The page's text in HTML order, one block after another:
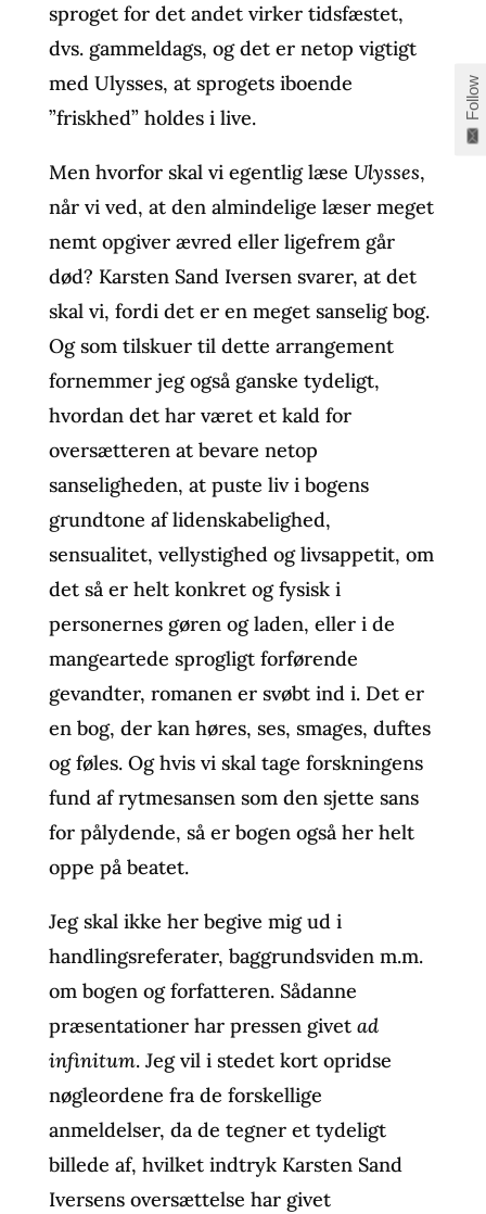
sproget for det andet virker tidsfæstet,
dvs. gammeldags, og det er netop vigtigt
med Ulysses, at sprogets iboende
”friskhed” holdes i live.
Men hvorfor skal vi egentlig læse Ulysses,
når vi ved, at den almindelige læser meget
nemt opgiver ævred eller ligefrem går
død? Karsten Sand Iversen svarer, at det
skal vi, fordi det er en meget sanselig bog.
Og som tilskuer til dette arrangement
fornemmer jeg også ganske tydeligt,
hvordan det har været et kald for
oversætteren at bevare netop
sanseligheden, at puste liv i bogens
grundtone af lidenskabelighed,
sensualitet, vellystighed og livsappetit, om
det så er helt konkret og fysisk i
personernes gøren og laden, eller i de
mangeartede sprogligt forførende
gevandter, romanen er svøbt ind i. Det er
en bog, der kan høres, ses, smages, duftes
og føles. Og hvis vi skal tage forskningens
fund af rytmesansen som den sjette sans
for pålydende, så er bogen også her helt
oppe på beatet.
Jeg skal ikke her begive mig ud i
handlingsreferater, baggrundsviden m.m.
om bogen og forfatteren. Sådanne
præsentationer har pressen givet ad
infinitum. Jeg vil i stedet kort opridse
nøgleordene fra de forskellige
anmeldelser, da de tegner et tydeligt
billede af, hvilket indtryk Karsten Sand
Iversens oversættelse har givet
Follow